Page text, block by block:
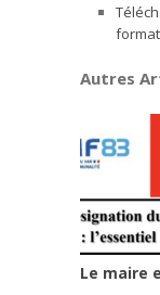
format
Autres
Le maire